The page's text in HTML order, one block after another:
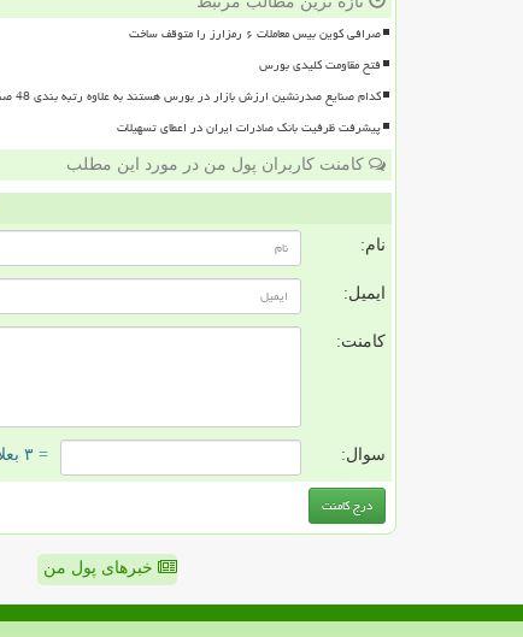
صرافی کوین بیس معاملات ۶ رمزارز را متوقف ساخت
فتح مقاومت کلیدی بورس
کدام صنایع صدرنشین ارزش بازار در بورس هستند به علاوه رتبه بندی 48 صنعت بورسی
پیشرفت ظرفیت بانک صادرات ایران در اعطای تسهیلات
کامنت کاربران پول من در مورد این مطلب
نام:
ایمیل:
کامنت:
سوال: = ۳ بعلاوه ۵
خبرهای پول من